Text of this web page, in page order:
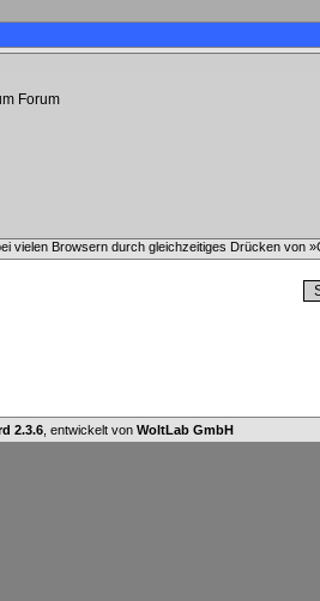
vielen Browsern durch gleichzeitiges Drücken von
2.3.6 , entwickelt von WoltLab GmbH